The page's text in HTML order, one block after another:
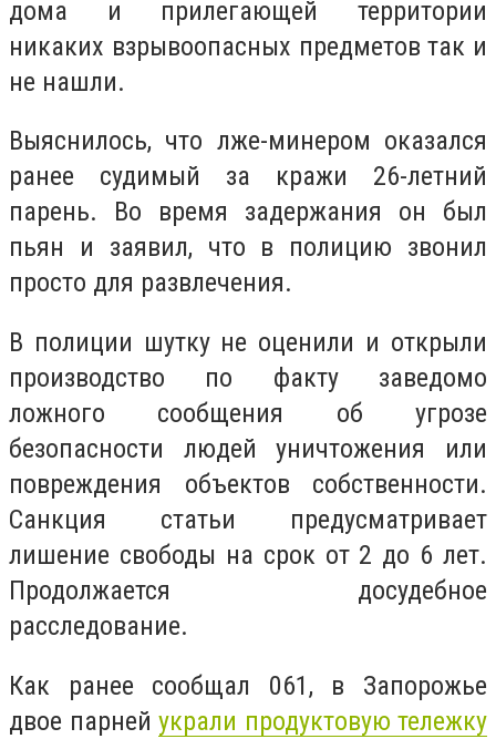
дома и прилегающей территории
никаких взрывоопасных предметов так и
не нашли.
Выяснилось, что лже-минером оказался
ранее судимый за кражи 26-летний
парень. Во время задержания он был
пьян и заявил, что в полицию звонил
просто для развлечения.
В полиции шутку не оценили и открыли
производство по факту заведомо
ложного сообщения об угрозе
безопасности людей уничтожения или
повреждения объектов собственности.
Санкция статьи предусматривает
лишение свободы на срок от 2 до 6 лет.
Продолжается досудебное
расследование.
Как ранее сообщал 061, в Запорожье
двое парней украли продуктовую тележку